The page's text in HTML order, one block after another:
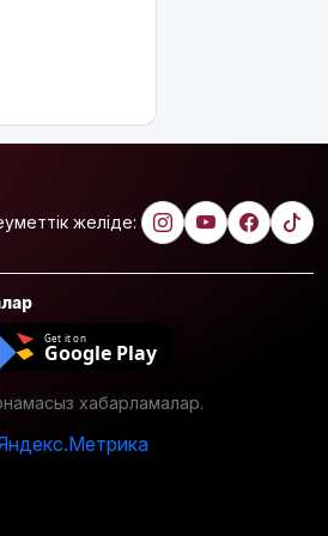
желіде:
Get it on
Google Play
хабарламалар.